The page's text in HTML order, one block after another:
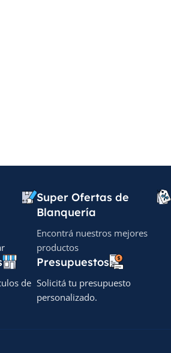
Super Ofertas de
Blanquería
Encontrá nuestros mejores
productos
de
Presupuestos
Solicitá tu presupuesto
personalizado.